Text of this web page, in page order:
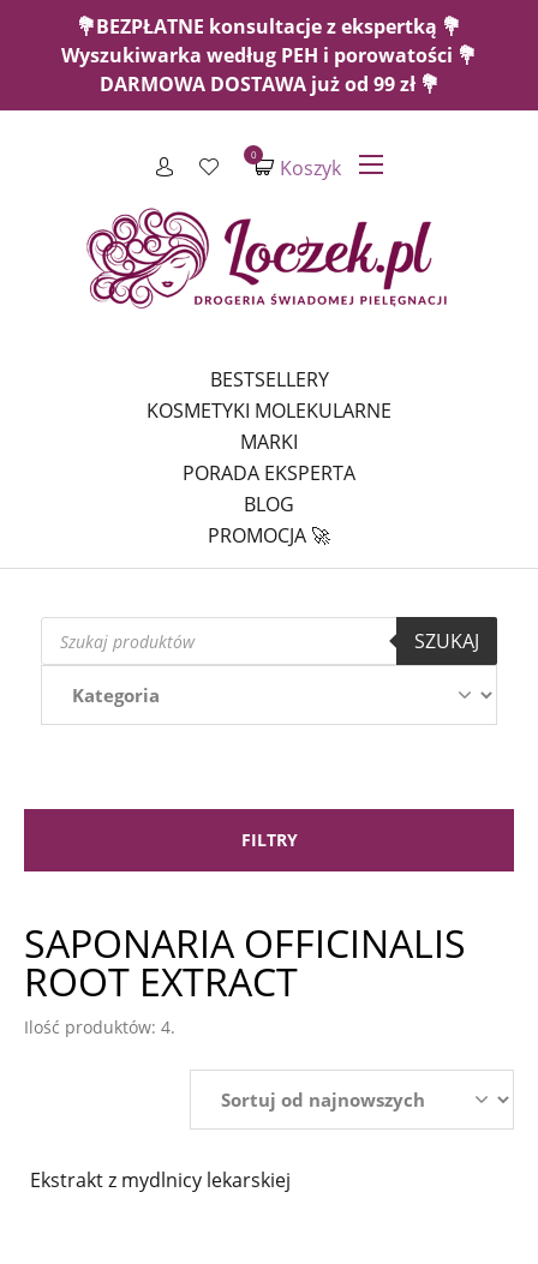
💐BEZPŁATNE konsultacje z ekspertką 💐
Wyszukiwarka według PEH i porowatości 💐
DARMOWA DOSTAWA już od 99 zł 💐
Koszyk
0
BESTSELLERY
KOSMETYKI MOLEKULARNE
MARKI
PORADA EKSPERTA
BLOG
PROMOCJA 🚀
Wyszukiwarka
produktów
SZUKAJ
FILTRY
SAPONARIA OFFICINALIS
ROOT EXTRACT
Ilość produktów: 4.
Ekstrakt z mydlnicy lekarskiej